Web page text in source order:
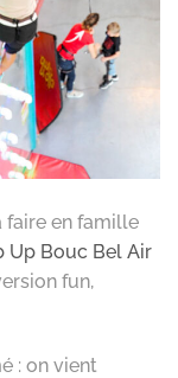
faire en famille
Up Bouc Bel Air
fun,
: on vient